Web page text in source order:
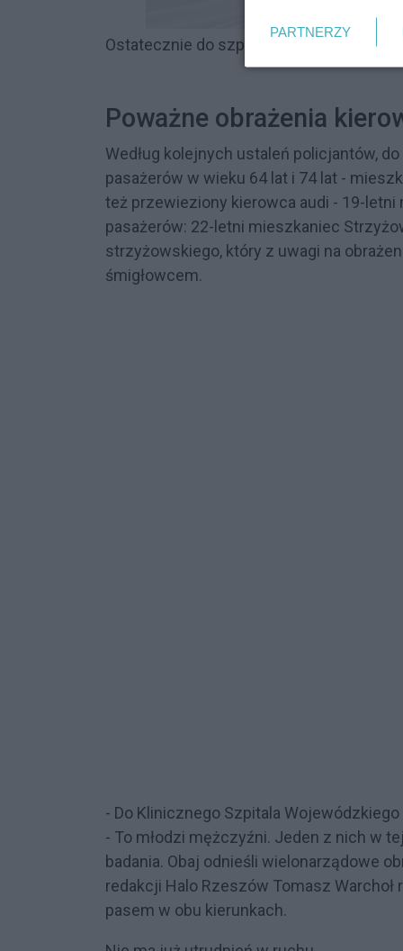
Ostatecznie do szpitala trafiło sześciu
Poważne obrażenia
Według kolejnych ustaleń policjantów,
pasażerów w wieku 64 lat i 74 lat -
też przewieziony kierowca audi - 19-
pasażerów: 22-letni mieszkaniec
strzyżowskiego, który z uwagi na
śmigłowcem.
- Do Klinicznego Szpitala
- To młodzi mężczyźni. Jeden z nich w
badania. Obaj odnieśli wielonarządowe
redakcji Halo Rzeszów Tomasz
pasem w obu kierunkach.
PARTNERZY